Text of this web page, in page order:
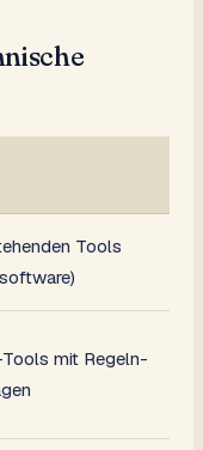
Tools
mit Regeln-